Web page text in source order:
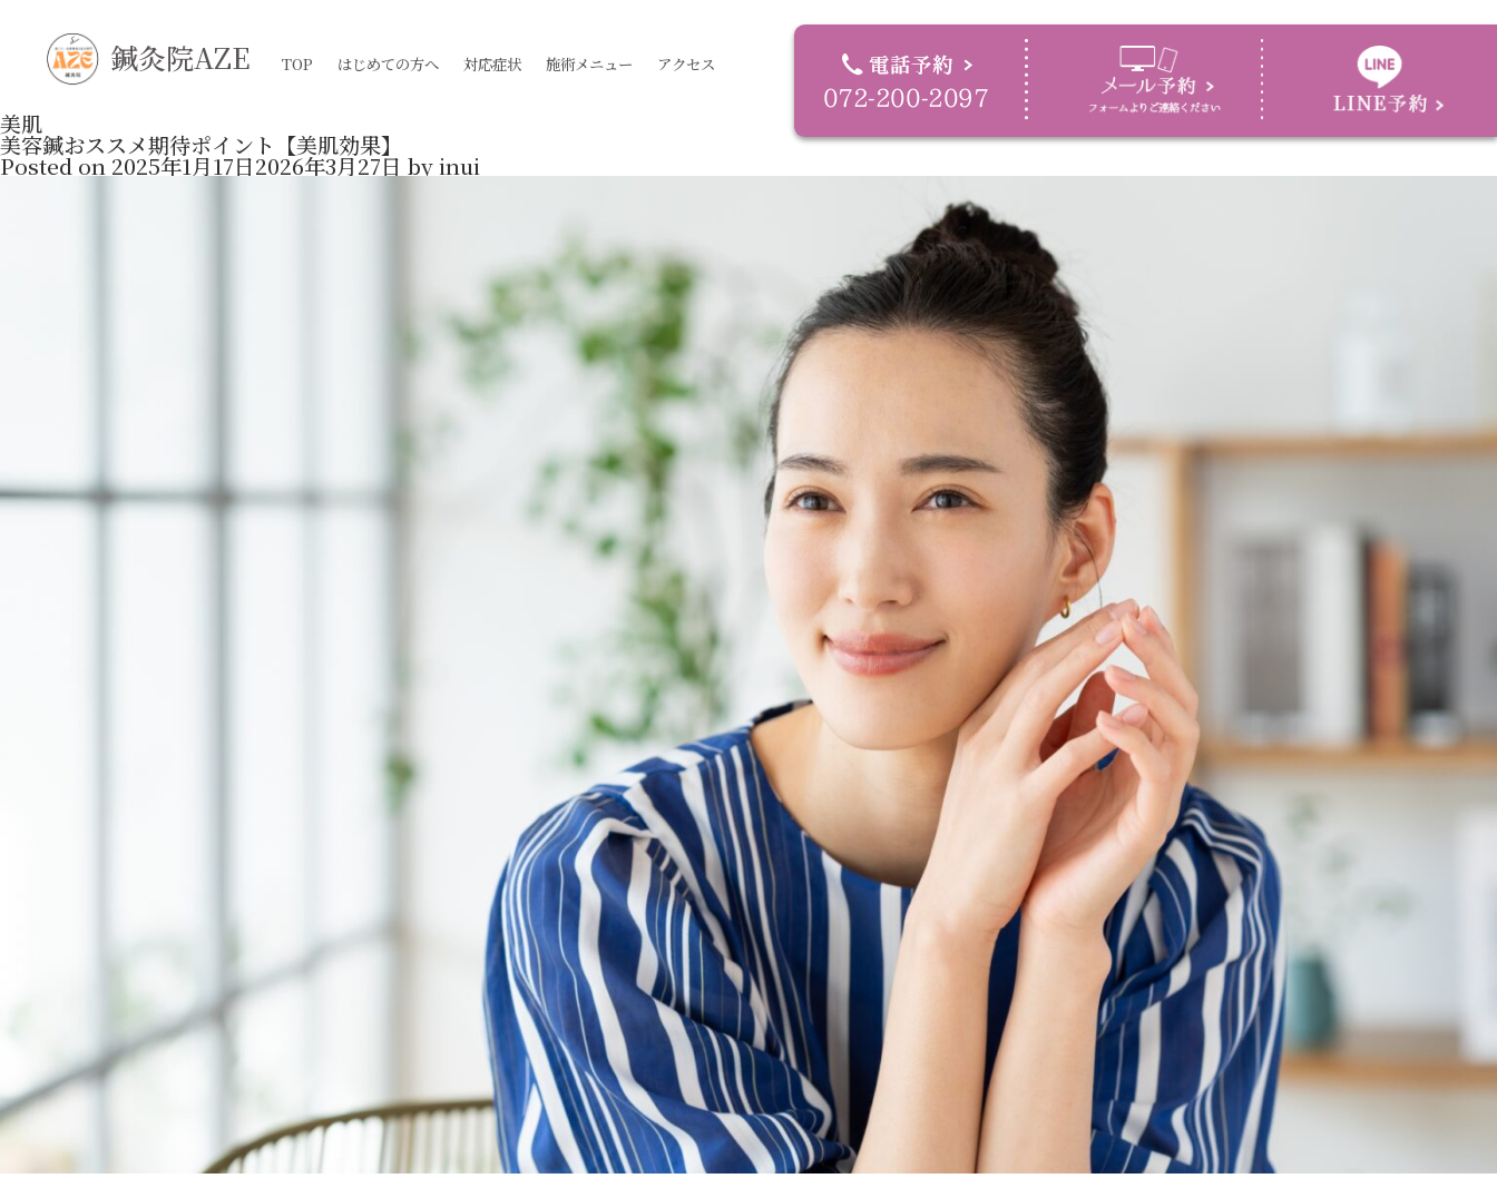
鍼灸院AZE TOP はじめての方へ 対応症状 施術メニュー アクセス
美肌
美容鍼おススメ期待ポイント【美肌効果】
Posted on 2025年1月17日2026年3月27日 byinui